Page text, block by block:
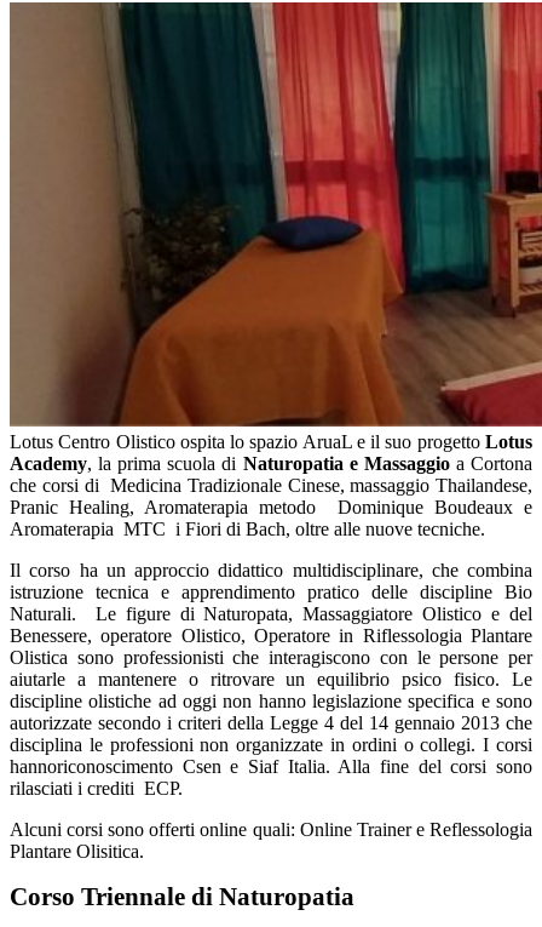
Lotus Centro Olistico ospita lo spazio AruaL e il suo progetto Lotus
Academy, la prima scuola di Naturopatia e Massaggioa Cortona
che corsi di Medicina Tradizionale Cinese, massaggio Thailandese,
Pranic Healing, Aromaterapia metodo Dominique Boudeaux e
Aromaterapia MTC i Fiori di Bach, oltre alle nuove tecniche.
Il corso ha un approccio didattico multidisciplinare, che combina
istruzione tecnica e apprendimento pratico delle discipline Bio
Naturali. Le figure di Naturopata, Massaggiatore Olistico e del
Benessere, operatore Olistico, Operatore in Riflessologia Plantare
Olistica sono professionisti che interagiscono con le persone per
aiutarle a mantenere o ritrovare un equilibrio psico fisico. Le
discipline olistiche ad oggi non hanno legislazione specifica e sono
autorizzate secondo i criteri della Legge 4 del 14 gennaio 2013 che
disciplina le professioni non organizzate in ordini o collegi. I corsi
hannoriconoscimento Csen e Siaf Italia. Alla fine del corsi sono
rilasciati i crediti ECP.
Alcuni corsi sono offerti online quali: Online Trainer e Reflessologia
Plantare Olisitica.
Corso Triennale di Naturopatia